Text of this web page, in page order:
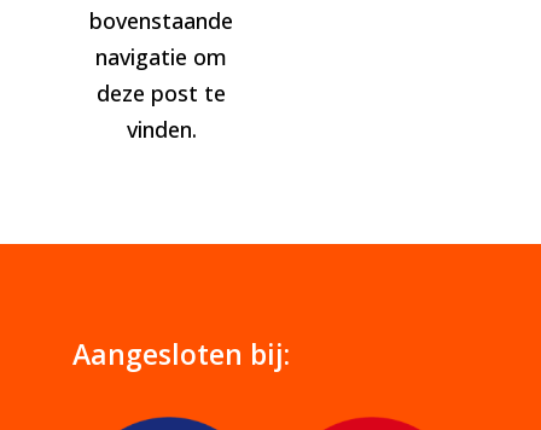
bovenstaande
navigatie om
deze post te
vinden.
Aangesloten bij: